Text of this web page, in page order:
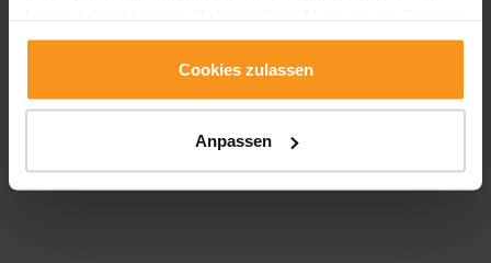
gesammelt haben. Sie geben Einwilligung zu unseren
Cookies, wenn Sie unsere Webseite weiterhin nutzen.
Cookies zulassen
Anpassen